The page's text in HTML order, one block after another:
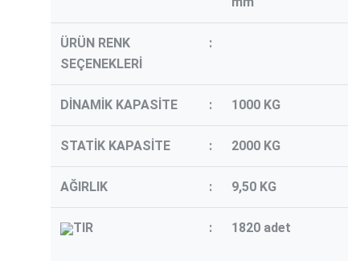
ÜRÜN RENK
SEÇENEKLERİ
:
DİNAMİK KAPASİTE : 1000 KG
STATİK KAPASİTE : 2000 KG
AĞIRLIK : 9,50 KG
TIR : 1820 adet